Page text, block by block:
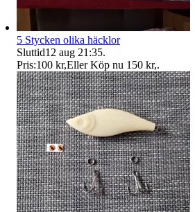
5 Stycken olika häcklor
Sluttid12 aug 21:35.
Pris:100 kr,Eller Köp nu 150 kr,.